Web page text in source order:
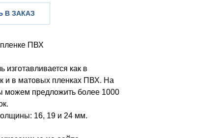
В ЗАКАЗ
ПВХ
изготавливается как в
и в матовых пленках ПВХ. На
предложить более 1000
16, 19 и 24 мм.